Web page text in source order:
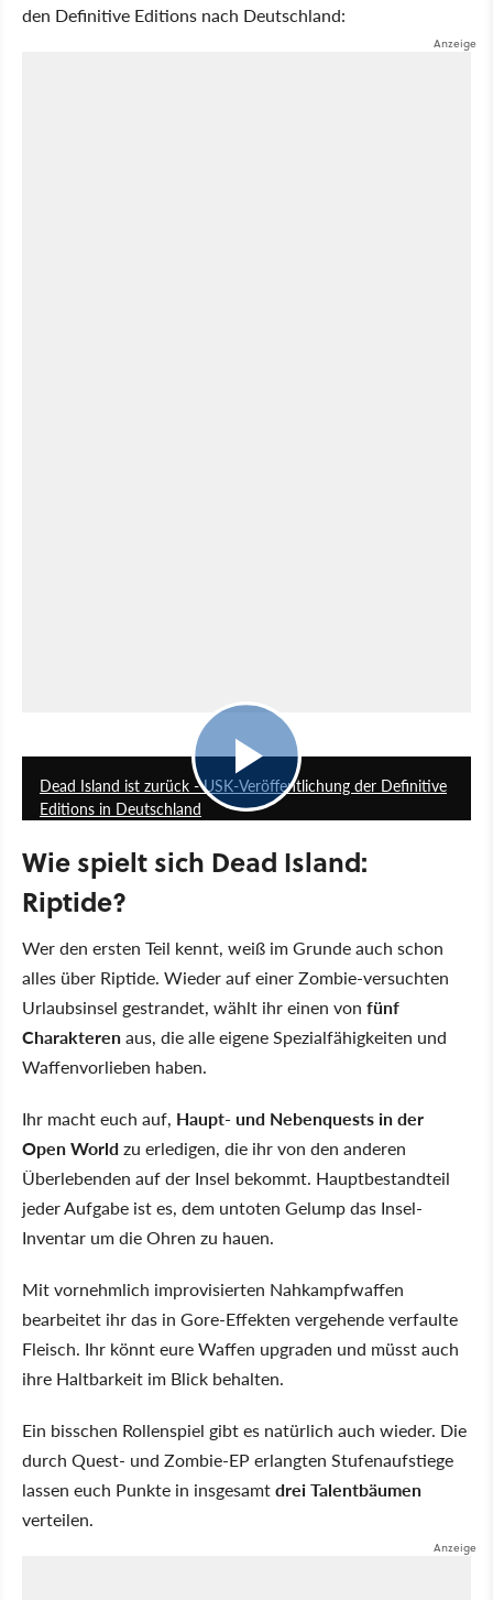
den Definitive Editions nach Deutschland:
Dead Island ist zurück - USK-Veröffentlichung der Definitive
Editions in Deutschland
Wie spielt sich Dead Island:
Riptide?
Wer den ersten Teil kennt, weiß im Grunde auch schon
alles über Riptide. Wieder auf einer Zombie-versuchten
Urlaubsinsel gestrandet, wählt ihr einen von fünf
Charakterenaus, die alle eigene Spezialfähigkeiten und
Waffenvorlieben haben.
Ihr macht euch auf, Haupt- und Nebenquests in der
Open Worldzu erledigen, die ihr von den anderen
Überlebenden auf der Insel bekommt. Hauptbestandteil
jeder Aufgabe ist es, dem untoten Gelump das Insel-
Inventar um die Ohren zu hauen.
Mit vornehmlich improvisierten Nahkampfwaffen
bearbeitet ihr das in Gore-Effekten vergehende verfaulte
Fleisch. Ihr könnt eure Waffen upgraden und müsst auch
ihre Haltbarkeit im Blick behalten.
Ein bisschen Rollenspiel gibt es natürlich auch wieder. Die
durch Quest- und Zombie-EP erlangten Stufenaufstiege
lassen euch Punkte in insgesamtdrei Talentbäumen
verteilen.